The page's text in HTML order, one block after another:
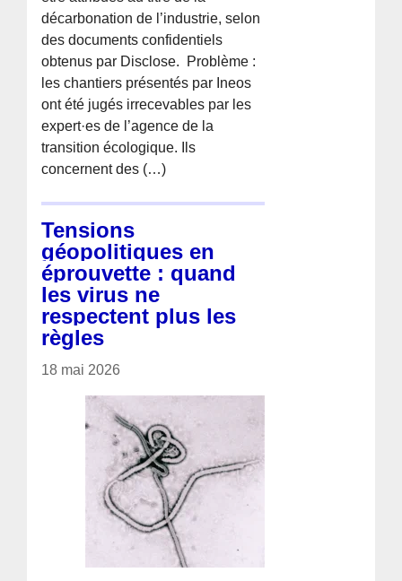
décarbonation de l’industrie, selon
des documents confidentiels
obtenus par Disclose. ­ Problème :
les chantiers présentés par Ineos
ont été jugés irrecevables par les
expert·es de l’agence de la
transition écologique. Ils
concernent des (…)
Tensions
géopolitiques en
éprouvette : quand
les virus ne
respectent plus les
règles
18 mai 2026